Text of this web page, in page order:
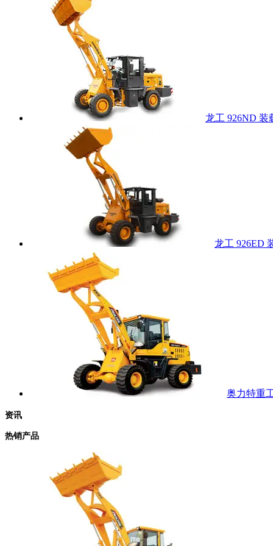
龙工 926ND 装
龙工 926ED
奥力特重
资讯
热销产品